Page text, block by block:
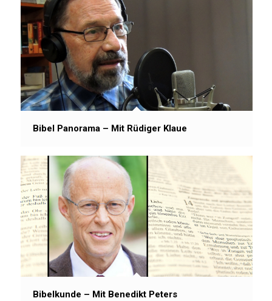
Bibel Panorama – Mit Rüdiger Klaue
Bibelkunde – Mit Benedikt Peters